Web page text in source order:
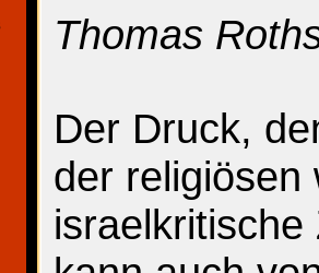
Thomas
Der Druck,
der religiösen